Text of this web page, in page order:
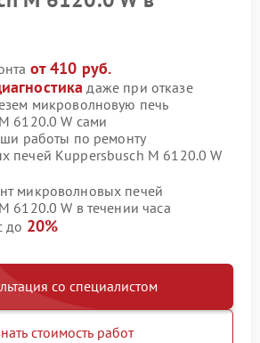
от 410 руб.
даже при отказе
микроволновую печь
6120.0 W сами
работы по ремонту
печей Kuppersbusch M 6120.0 W
микроволновых печей
6120.0 W в течении часа
до 20%
со специалистом
стоимость работ